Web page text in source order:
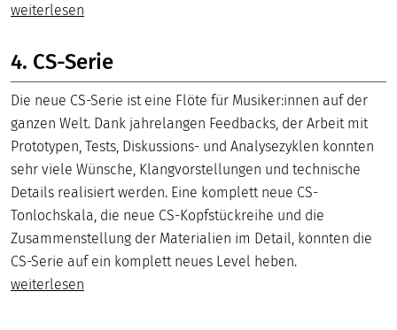
weiterlesen
4. CS-Serie
Die neue CS-Serie ist eine Flöte für Musiker:innen auf der
ganzen Welt. Dank jahrelangen Feedbacks, der Arbeit mit
Prototypen, Tests, Diskussions- und Analysezyklen konnten
sehr viele Wünsche, Klangvorstellungen und technische
Details realisiert werden. Eine komplett neue CS-
Tonlochskala, die neue CS-Kopfstückreihe und die
Zusammenstellung der Materialien im Detail, konnten die
CS-Serie auf ein komplett neues Level heben.
weiterlesen